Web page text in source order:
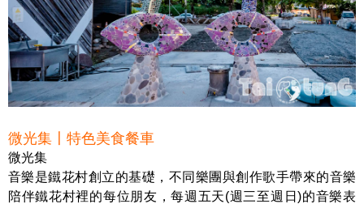
微光集〡特色美食餐車
微光集
音樂是鐵花村創立的基礎，不同樂團與創作歌手帶來的音樂
陪伴鐵花村裡的每位朋友，每週五天(週三至週日)的音樂表